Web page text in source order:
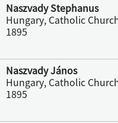
Naszvady Stephanus
Hungary, Catholic
1895
Naszvady János
Hungary, Catholic
1895